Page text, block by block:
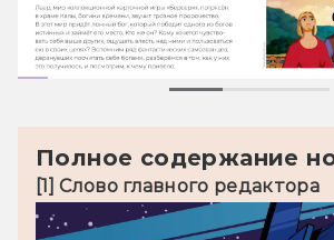
Полное содержание
[1] Слово главного редактора